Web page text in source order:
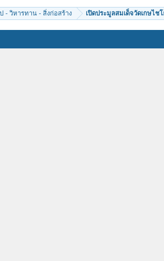
- วิหารทาน - สิ่งก่อสร้าง เปิดประมูลสมเด็จวัดเกษไช